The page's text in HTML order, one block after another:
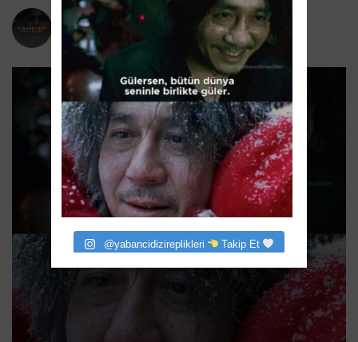
yabancidizireplikleri
Bizi instagram da takip eder misiniz?
@yabancidizireplikleri Takip Et